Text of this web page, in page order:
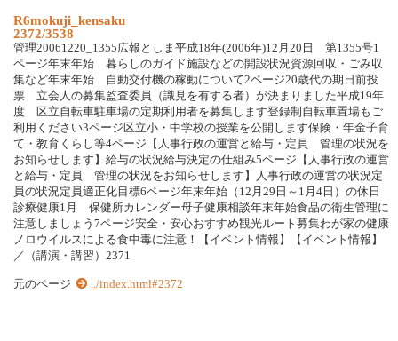
R6mokuji_kensaku
2372/3538
管理20061220_1355広報としま平成18年(2006年)12月20日 第1355号1
ページ年末年始 暮らしのガイド施設などの開設状況資源回収・ごみ収
集など年末年始 自動交付機の稼動について2ページ20歳代の期日前投
票 立会人の募集監査委員（識見を有する者）が決まりました平成19年
度 区立自転車駐車場の定期利用者を募集します登録制自転車置場もご
利用ください3ページ区立小・中学校の授業を公開します保険・年金子育
て・教育くらし等4ページ【人事行政の運営と給与・定員 管理の状況を
お知らせします】給与の状況給与決定の仕組み5ページ【人事行政の運営
と給与・定員 管理の状況をお知らせします】人事行政の運営の状況定
員の状況定員適正化目標6ページ年末年始（12月29日～1月4日）の休日
診療健康1月 保健所カレンダー母子健康相談年末年始食品の衛生管理に
注意しましょう7ページ安全・安心おすすめ観光ルート募集わが家の健康
ノロウイルスによる食中毒に注意！【イベント情報】【イベント情報】
／（講演・講習）2371
元のページ ../index.html#2372